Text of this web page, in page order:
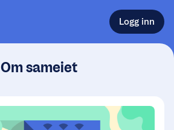
Logg inn
Om sameiet